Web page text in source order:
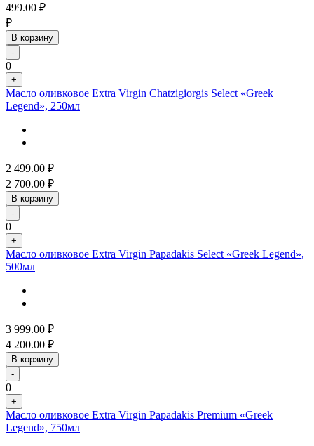
499.00 ₽
₽
В корзину
-
0
+
Масло оливковое Extra Virgin Chatzigiorgis Select «Greek
Legend», 250мл
2 499.00 ₽
2 700.00 ₽
В корзину
-
0
+
Масло оливковое Extra Virgin Papadakis Select «Greek Legend»,
500мл
3 999.00 ₽
4 200.00 ₽
В корзину
-
0
+
Масло оливковое Extra Virgin Papadakis Premium «Greek
Legend», 750мл